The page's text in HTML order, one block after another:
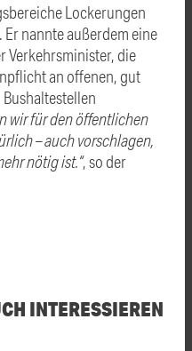
Lockerungen
nannte außerdem eine
Verkehrsminister, die
an offenen, gut
wir für den öffentlichen
– auch vorschlagen,
nötig ist.“, so der
INTERESSIEREN